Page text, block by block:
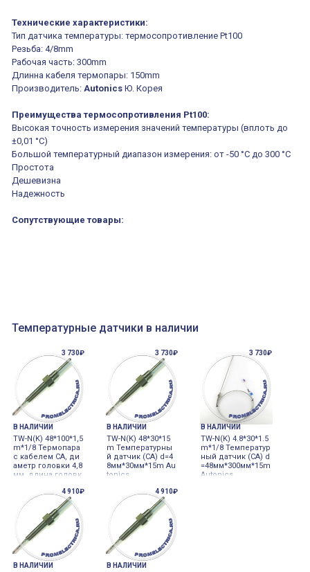
выключатель
путевой,
алюминиевый
ролик
800202300000С | 80 02 0 230 0000 С
реле времени
0.1cек.-10 дней, 10
функций/режимов
Технические характеристики:
Тип датчика температуры: термосопротивление Pt100
Резьба: 4/8mm
Рабочая часть: 300mm
Длинна кабеля термопары: 150mm
Производитель: Autonics Ю. Корея
Преимущества термосопротивления Pt100:
Высокая точность измерения значений температуры (вплоть до
±0,01 °С)
Большой температурный диапазон измерения: от -50 °C до 300 °C
Простота
Дешевизна
Надежность
Сопутствующие товары:
Температурные датчики в наличии
3 730₽
В НАЛИЧИИ
TW-N(K) 48*100*1,5
m*1/8 Термопара
с кабелем CA, ди
аметр головки 4,8
мм, длина головк
беля 1,5м
3 730₽
В НАЛИЧИИ
TW-N(K) 48*30*15
m Температурны
й датчик (СА) d=4
8мм*30мм*15m Au
tonics
3 730₽
В НАЛИЧИИ
TW-N(K) 4.8*30*1.5
m*1/8 Температур
ный датчик (СА) d
=48мм*300мм*15m
Autonics
4 910₽
В НАЛИЧИИ
4 910₽
В НАЛИЧИИ